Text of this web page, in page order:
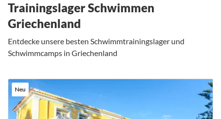
Trainingslager Schwimmen
Griechenland
Entdecke unsere besten Schwimmtrainingslager und
Schwimmcamps in Griechenland
Neu